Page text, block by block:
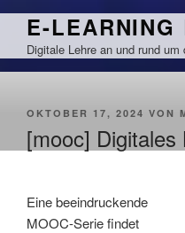
Zum
springen
E-LEARNING
Digitale Lehre an und rund
VERÖFFENTLICHT
OKTOBER 17, 2024 VON
[mooc] Digitales
Eine beeindruckende
MOOC-Serie findet